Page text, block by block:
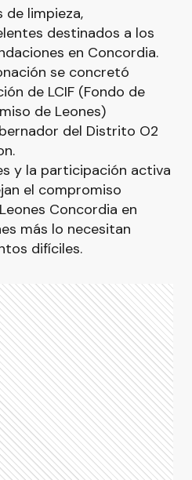
limpieza,
destinados a los
en Concordia.
se concretó
de LCIF (Fondo de
de Leones)
del Distrito O2
y la participación activa
el compromiso
Concordia en
más lo necesitan
difíciles.